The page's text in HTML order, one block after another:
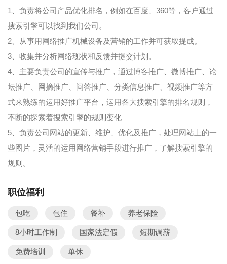
1、负责将公司产品优化排名，例如在百度、360等，客户通过
搜索引擎可以找到我们公司。
2、从事用网络推广机械设备及营销的工作并可获取提成。
3、收集并分析网络现状和反馈并提交计划。
4、主要负责公司的宣传与推广，通过博客推广、微博推广、论
坛推广、网摘推广、问答推广、分类信息推广、视频推广等方
式来熟练的运用好推广平台，运用各大搜索引擎的排名规则，
不断的探索着搜索引擎的规则变化
5、负责公司网站的更新、维护、优化及推广，处理网站上的一
些图片，灵活的运用网络营销手段进行推广，了解搜索引擎的
规则。
职位福利
包吃 包住 餐补 养老保险
8小时工作制 国家法定假 短期调薪
免费培训 单休